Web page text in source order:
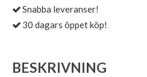
Snabba leveranser!
30 dagars öppet köp!
BESKRIVNING